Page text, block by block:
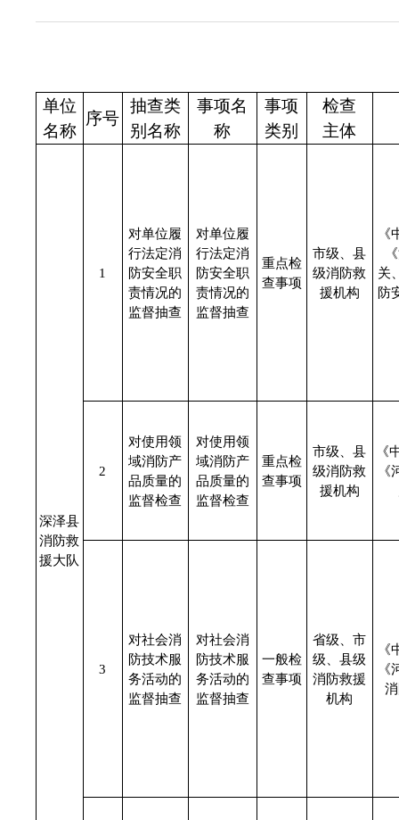
单位
名称
序号
抽查类
别名称
事项名
称
事项
类别
检查
主体
深泽县
消防救
援大队
1
对单位履
行法定消
防安全职
责情况的
监督抽查
对单位履
行法定消
防安全职
责情况的
监督抽查
重点检
查事项
市级、县
级消防救
援机构
关
防
2
对使用领
域消防产
品质量的
监督检查
对使用领
域消防产
品质量的
监督检查
重点检
查事项
市级、县
级消防救
援机构
《
3
对社会消
防技术服
务活动的
监督抽查
对社会消
防技术服
务活动的
监督抽查
一般检
查事项
省级、市
级、县级
消防救援
机构